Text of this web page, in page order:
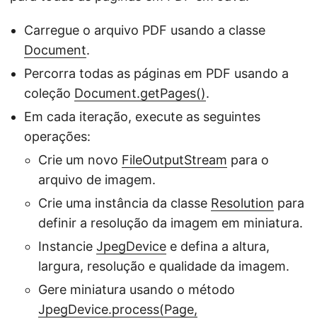
Carregue o arquivo PDF usando a classe
Document.
Percorra todas as páginas em PDF usando a
coleção Document.getPages().
Em cada iteração, execute as seguintes
operações:
Crie um novo FileOutputStream para o
arquivo de imagem.
Crie uma instância da classe Resolution para
definir a resolução da imagem em miniatura.
Instancie JpegDevice e defina a altura,
largura, resolução e qualidade da imagem.
Gere miniatura usando o método
JpegDevice.process(Page,